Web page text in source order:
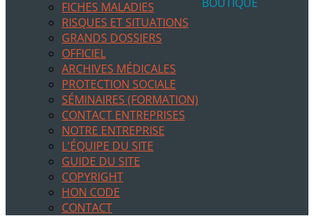
FICHES MALADIES
RISQUES ET SITUATIONS
GRANDS DOSSIERS
OFFICIEL
ARCHIVES MÉDICALES
PROTECTION SOCIALE
SÉMINAIRES (FORMATION)
CONTACT ENTREPRISES
NOTRE ENTREPRISE
L'ÉQUIPE DU SITE
GUIDE DU SITE
COPYRIGHT
HON CODE
CONTACT